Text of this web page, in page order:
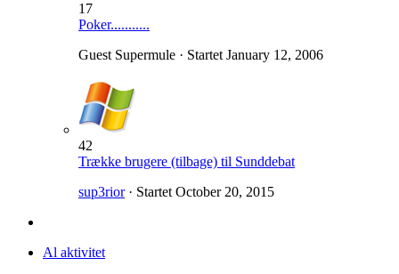
17
Poker...........
Guest Supermule · Startet January 12, 2006
42
Trække brugere (tilbage) til Sunddebat
sup3rior· Startet October 20, 2015
Al aktivitet